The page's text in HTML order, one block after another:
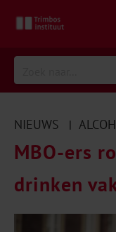
NIEUWS |
MBO-ers
drinken